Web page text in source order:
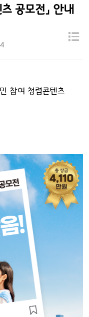
공모전」 안내
참여 청렴콘텐츠